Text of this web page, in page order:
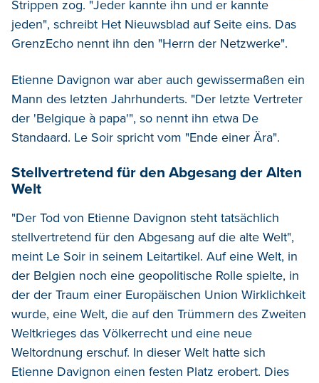
Strippen zog. "Jeder kannte ihn und er kannte
jeden", schreibt Het Nieuwsblad auf Seite eins. Das
GrenzEcho nennt ihn den "Herrn der Netzwerke".
Etienne Davignon war aber auch gewissermaßen ein
Mann des letzten Jahrhunderts. "Der letzte Vertreter
der 'Belgique à papa'", so nennt ihn etwa De
Standaard. Le Soir spricht vom "Ende einer Ära".
Stellvertretend für den Abgesang der Alten
Welt
"Der Tod von Etienne Davignon steht tatsächlich
stellvertretend für den Abgesang auf die alte Welt",
meint Le Soir in seinem Leitartikel. Auf eine Welt, in
der Belgien noch eine geopolitische Rolle spielte, in
der der Traum einer Europäischen Union Wirklichkeit
wurde, eine Welt, die auf den Trümmern des Zweiten
Weltkrieges das Völkerrecht und eine neue
Weltordnung erschuf. In dieser Welt hatte sich
Etienne Davignon einen festen Platz erobert. Dies